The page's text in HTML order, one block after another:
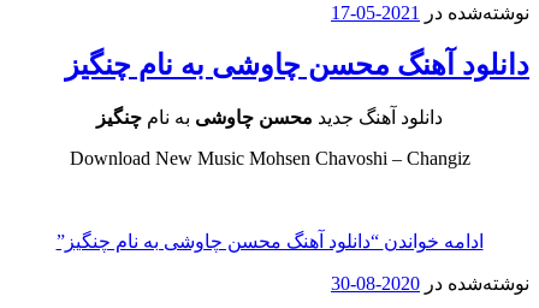
در 2021-05-17
آهنگ محسن چاوشی به نام چنگیز
دانلود آهنگ جدیدمحسن چاوشیبه نامچنگیز
Download New Music Mohsen Chavoshi –
خواندن“دانلود آهنگ محسن چاوشی به نام چنگیز”
در 2020-08-30